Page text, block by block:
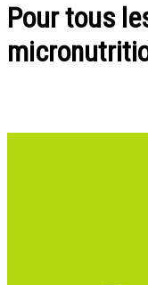
Pour tous